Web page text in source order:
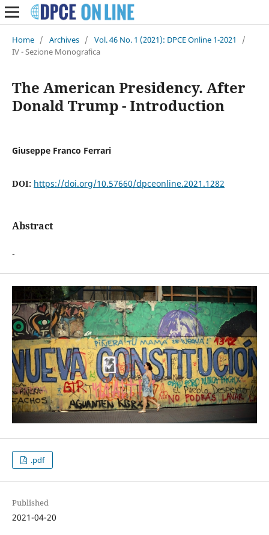
Home / Archives / Vol. 46 No. 1 (2021): DPCE Online 1-2021
/
IV - Sezione Monografica
The American Presidency. After
Donald Trump - Introduction
Giuseppe Franco Ferrari
DOI: https://doi.org/10.57660/dpceonline.2021.1282
Abstract
-
.pdf
Published
2021-04-20